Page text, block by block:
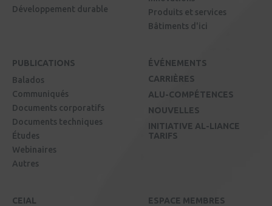
Développement durable
Produits et services
Bâtiments d'ici
PUBLICATIONS
Balados
Communiqués
Documents corporatifs
Documents techniques
Études
Webinaires
Autres
ÉVÉNEMENTS
CARRIÈRES
ALU-COMPÉTENCES
NOUVELLES
INITIATIVE AL-LIANCE
TARIFS
CEIAL
ESPACE MEMBRES